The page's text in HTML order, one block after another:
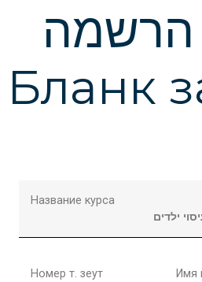
הרשמה
Бланк
Название курса
ילדים
Номер т. зеут
Имя